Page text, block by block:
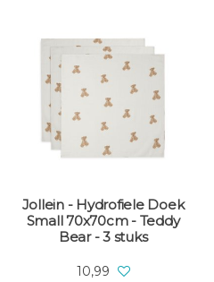
Jollein - Hydrofiele Doek
Small 70x70cm - Teddy
Bear - 3 stuks
10,99